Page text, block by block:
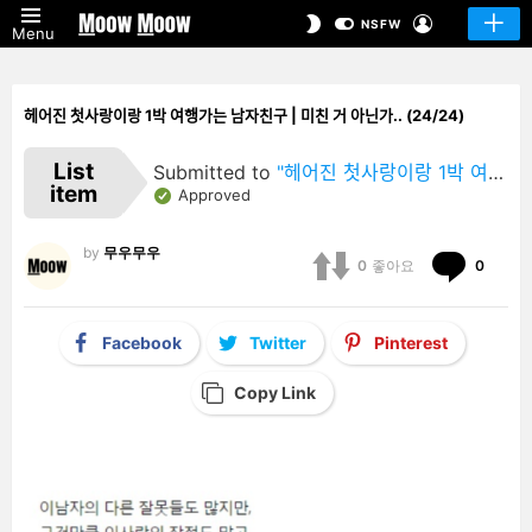
Menu
SWITCHNSFW
헤어진 첫사랑이랑 1박 여행가는 남자친구 | 미친 거 아닌가.. (24/24)
List
item
Submitted to "헤어진 첫사랑이랑 1박 여행가는 남자친구 | 미친 거 아닌가.."
Approved
by 무우무우
0 좋아요 0
Facebook Twitter Pinterest
Copy Link